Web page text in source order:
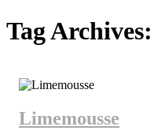
Tag Archives:
Limemousse